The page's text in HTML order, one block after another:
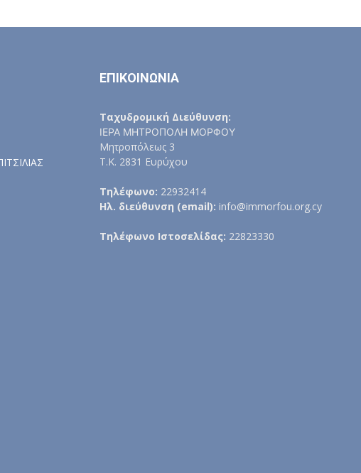
ΕΠΙΚΟΙΝΩΝΙΑ
Ταχυδρομική Διεύθυνση:
ΙΕΡΑ ΜΗΤΡΟΠΟΛΗ ΜΟΡΦΟΥ
Μητροπόλεως 3
Τ.Κ. 2831 Ευρύχου
Τηλέφωνο: 22932414
Ηλ. διεύθυνση (email): info@immorfou.org.cy
Τηλέφωνο Ιστοσελίδας: 22823330